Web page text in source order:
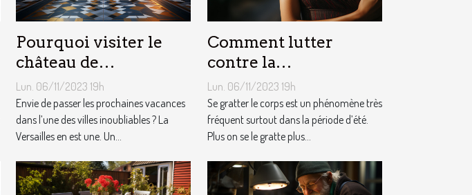
Pourquoi visiter le
château de
Versailles ?
Lun. 06/11/2023 19h
Envie de passer les prochaines vacances
dans l’une des villes inoubliables ? La
Versailles en est une. Un...
Comment lutter
contre la
démangeaison ?
Lun. 06/11/2023 19h
Se gratter le corps est un phénomène très
fréquent surtout dans la période d’été.
Plus on se le gratte plus...